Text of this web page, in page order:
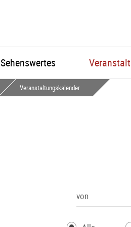
Sehenswertes
Veranstaltungskalender
von